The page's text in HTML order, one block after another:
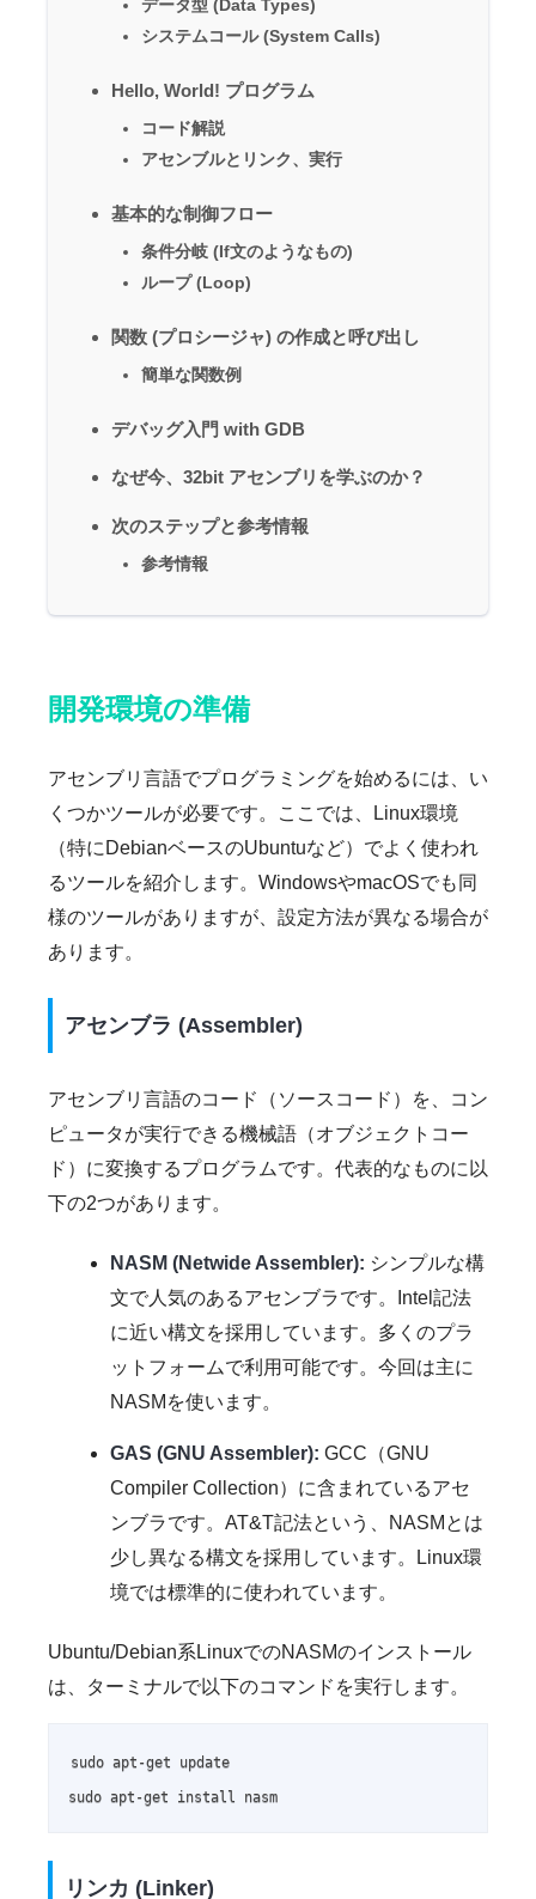
データ型 (Data Types)
システムコール (System Calls)
Hello, World! プログラム
コード解説
アセンブルとリンク、実行
基本的な制御フロー
条件分岐 (If文のようなもの)
ループ (Loop)
関数 (プロシージャ) の作成と呼び出し
簡単な関数例
デバッグ入門 with GDB
なぜ今、32bit アセンブリを学ぶのか？
次のステップと参考情報
参考情報
開発環境の準備
アセンブリ言語でプログラミングを始めるには、い
くつかツールが必要です。ここでは、Linux環境
（特にDebianベースのUbuntuなど）でよく使われ
るツールを紹介します。WindowsやmacOSでも同
様のツールがありますが、設定方法が異なる場合が
あります。
アセンブラ (Assembler)
アセンブリ言語のコード（ソースコード）を、コン
ピュータが実行できる機械語（オブジェクトコー
ド）に変換するプログラムです。代表的なものに以
下の2つがあります。
NASM (Netwide Assembler): シンプルな構
文で人気のあるアセンブラです。Intel記法
に近い構文を採用しています。多くのプラ
ットフォームで利用可能です。今回は主に
NASMを使います。
GAS (GNU Assembler): GCC（GNU
Compiler Collection）に含まれているアセ
ンブラです。AT&T記法という、NASMとは
少し異なる構文を採用しています。Linux環
境では標準的に使われています。
Ubuntu/Debian系LinuxでのNASMのインストール
は、ターミナルで以下のコマンドを実行します。
sudo apt-get update
sudo apt-get install nasm
リンカ (Linker)